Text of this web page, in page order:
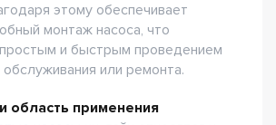
этому обеспечивает
монтаж насоса, что
и быстрым проведением
обслуживания или ремонта.
область применения